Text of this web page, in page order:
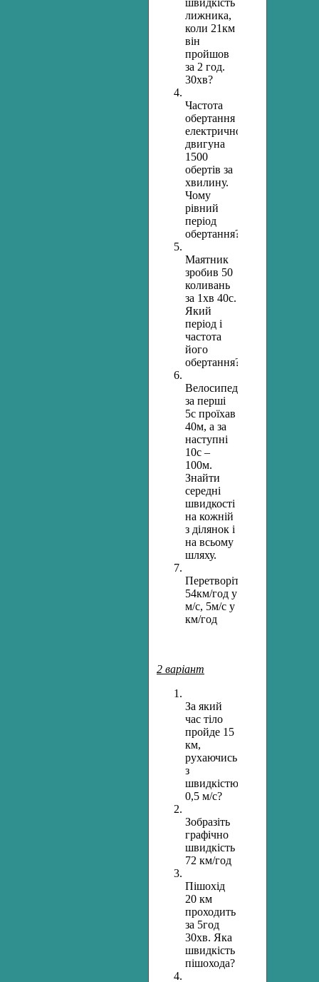
швидкість
лижника,
коли 21км
він
пройшов
за 2 год.
30хв?
Частота
обертання
електричного
двигуна
1500
обертів за
хвилину.
Чому
рівний
період
обертання?
Маятник
зробив 50
коливань
за 1хв 40с.
Який
період і
частота
його
обертання?
Велосипедист
за перші
5с проїхав
40м, а за
наступні
10с –
100м.
Знайти
середні
швидкості
на кожній
з ділянок і
на всьому
шляху.
Перетворіть
54км/год у
м/с, 5м/с у
км/год
2 варіант
За який
час тіло
пройде 15
км,
рухаючись
з
швидкістю
0,5 м/с?
Зобразіть
графічно
швидкість
72 км/год
Пішохід
20 км
проходить
за 5год
30хв. Яка
швидкість
пішохода?